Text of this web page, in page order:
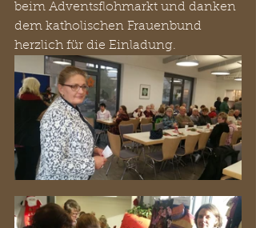
beim Adventsflohmarkt und danken
dem katholischen Frauenbund
herzlich für die Einladung.